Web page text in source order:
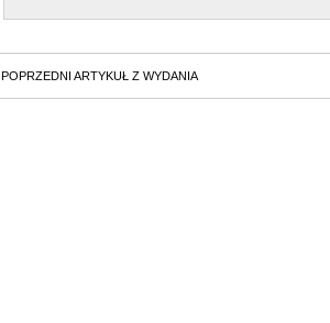
POPRZEDNI ARTYKUŁ Z WYDANIA